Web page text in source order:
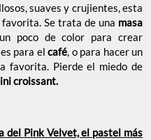
suaves y crujientes, esta
Se trata de una masa
poco de color para crear
para el café, o para hacer un
favorita. Pierde el miedo de
croissant.
del Pink Velvet, el pastel más